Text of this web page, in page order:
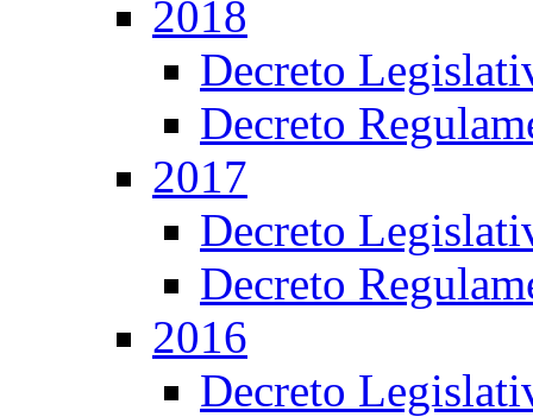
2018
Decreto
Decreto
2017
Decreto
Decreto
2016
Decreto